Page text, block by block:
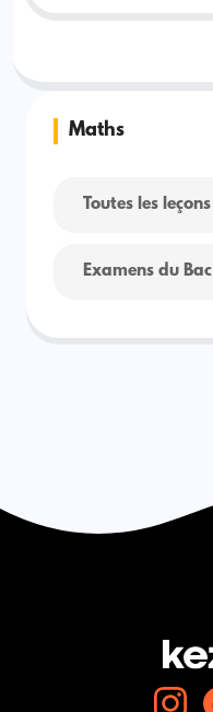
Maths
Toutes les leçons
Examens du Bac